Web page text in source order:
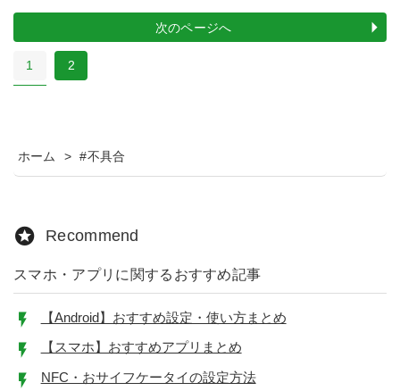
次のページへ
1 2
ホーム > #不具合
Recommend
スマホ・アプリに関するおすすめ記事
【Android】おすすめ設定・使い方まとめ
【スマホ】おすすめアプリまとめ
NFC・おサイフケータイの設定方法